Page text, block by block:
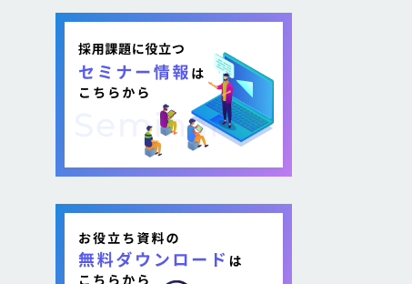
ています。 そのような疑問が
各社が取り組む背景から期
待できるメリット、 […]